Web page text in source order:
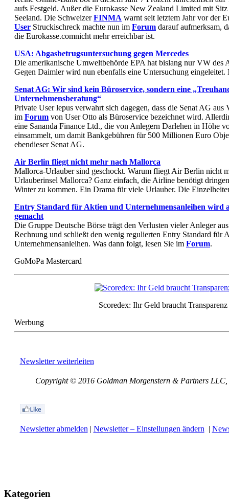
aufs Festgeld. Außer die Eurokasse New Zealand Limited mit
Seeland. Die SchweizerFINMA warnt seit letztem Jahr vor der
User Struckischreck machte nun im Forum darauf aufmerksam,
die Eurokasse.comnicht mehr erreichbar ist.
USA: Abgasbetrugsuntersuchung gegen Mercedes
Die amerikanische Umweltbehörde EPA hat bislang nur VW des
Gegen Daimler wird nun ebenfalls eine Untersuchung eingeleitet.
Senat AG: Wir sind kein Büroservice, sondern eine
Unternehmensberatung“
Private User lepus verwahrt sich dagegen, dass die Senat AG aus
im Forum von User Otto als Büroservice bezeichnet wird.
eine Sananda Finance Ltd., die von Anlegern Darlehen in Höhe
einsammelt, um damit Bankgebühren für 500 Millionen Euro
ebendieser Senat AG.
Air Berlin fliegt nicht mehr nach Mallorca
Mallorca-Urlauber sind geschockt. Warum fliegt Air Berlin nicht
Urlauberinsel Mallorca? Ganz einfach, die Airline benötigt
Winter zu kommen. Ein Drama für viele Urlauber. Die
Entry Standard für Aktien und Unternehmensanleihen wird
gemacht
Die Gruppe Deutsche Börse trägt den Verlusten vieler Anleger
Rechnung und schließt den wenig regulierten Entry Standard für
Unternehmensanleihen. Was dann folgt, lesen Sie im Forum.
GoMoPa Mastercard
Scoredex: Ihr Geld braucht Transparenz
Werbung
Newsletter weiterleiten
Copyright © 2016 Goldman Morgenstern & Partners LLC,
Newsletter abmelden | Newsletter – Einstellungen ändern |
Kategorien